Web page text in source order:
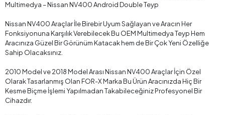
Multimedya – Nissan NV400 Android Double Teyp
Nissan NV400 Araçlar İle Birebir Uyum Sağlayan ve Aracın Her
Fonksiyonuna Karşılık Verebilecek Bu OEM Multimedya Teyp Hem
Aracınıza Güzel Bir Görünüm Katacak hem de Bir Çok Yeni Özelliğe
Sahip Olacaksınız.
2010 Model ve 2018 Model Arası Nissan NV400 Araçlar İçin Özel
Olarak Tasarlanmış Olan FOR-X Marka Bu Ürün Aracınızda Hiç Bir
Kesme Biçme İşlemi Yapılmadan Takabileceğiniz Profesyonel Bir
Cihazdır.